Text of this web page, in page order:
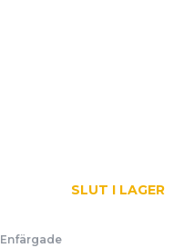
SLUT I LAGER
Enfärgade